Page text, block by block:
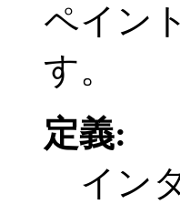
ペイン
す。
定義:
イン